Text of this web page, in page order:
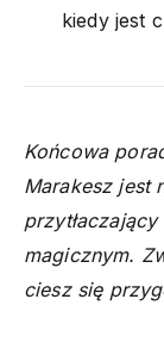
kiedy jest
Końcowa
Marakesz jest
magicznym.
ciesz się